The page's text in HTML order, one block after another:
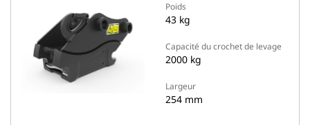
Poids
43 kg
Capacité du crochet de levage
2000 kg
Largeur
254 mm